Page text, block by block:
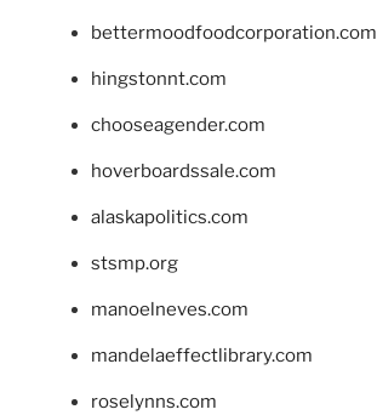
bettermoodfoodcorporation.com
hingstonnt.com
chooseagender.com
hoverboardssale.com
alaskapolitics.com
stsmp.org
manoelneves.com
mandelaeffectlibrary.com
roselynns.com